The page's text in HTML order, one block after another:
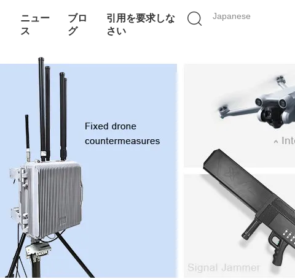
Japanese
ニュー
ス
ブロ
グ
引用を要求しな
さい